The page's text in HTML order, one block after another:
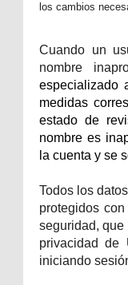
los cambios
Cuando un
nombre
especializado
medidas
estado de
nombre es
la cuenta y se
Todos los
protegidos
seguridad,
privacidad de
iniciando